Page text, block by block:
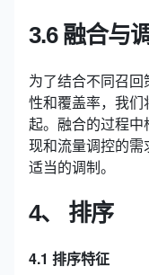
3.6 融合与
为了结合不同召
性和覆盖率，我
起。融合的过程
现和流量调控的
适当的调制。
4、 排序
4.1 排序特征